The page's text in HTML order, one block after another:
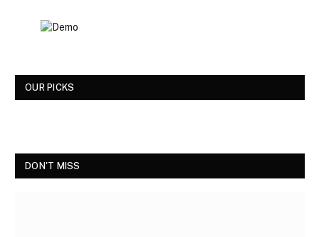
OUR PICKS
DON'T MISS